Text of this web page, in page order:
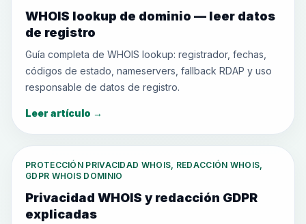
WHOIS lookup de dominio — leer datos
de registro
Guía completa de WHOIS lookup: registrador, fechas,
códigos de estado, nameservers, fallback RDAP y uso
responsable de datos de registro.
Leer artículo →
PROTECCIÓN PRIVACIDAD WHOIS, REDACCIÓN WHOIS,
GDPR WHOIS DOMINIO
Privacidad WHOIS y redacción GDPR
explicadas